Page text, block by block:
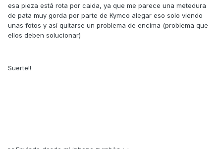
esa pieza está rota por caida, ya que me parece una metedura
de pata muy gorda por parte de Kymco alegar eso solo viendo
unas fotos y así quitarse un problema de encima (problema que
ellos deben solucionar)
Suerte!!